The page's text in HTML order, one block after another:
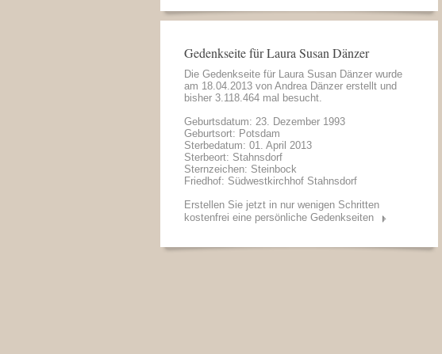
Gedenkseite für Laura Susan Dänzer
Die Gedenkseite für Laura Susan Dänzer wurde
am 18.04.2013 von Andrea Dänzer erstellt und
bisher 3.118.464 mal besucht.
Geburtsdatum: 23. Dezember 1993
Geburtsort: Potsdam
Sterbedatum: 01. April 2013
Sterbeort: Stahnsdorf
Sternzeichen: Steinbock
Friedhof: Südwestkirchhof Stahnsdorf
Erstellen Sie jetzt in nur wenigen Schritten
kostenfrei eine persönliche Gedenkseiten